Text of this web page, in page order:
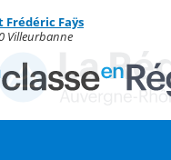
Frédéric Faÿs
Villeurbanne